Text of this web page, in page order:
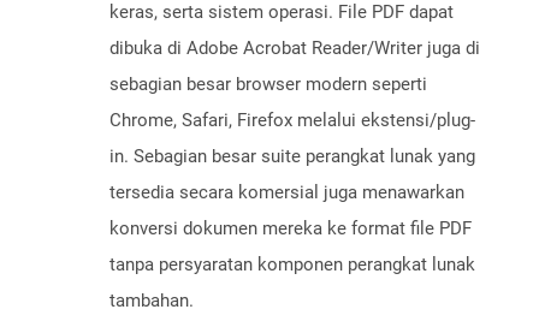
keras, serta sistem operasi. File PDF dapat
dibuka di Adobe Acrobat Reader/Writer juga di
sebagian besar browser modern seperti
Chrome, Safari, Firefox melalui ekstensi/plug-
in. Sebagian besar suite perangkat lunak yang
tersedia secara komersial juga menawarkan
konversi dokumen mereka ke format file PDF
tanpa persyaratan komponen perangkat lunak
tambahan.